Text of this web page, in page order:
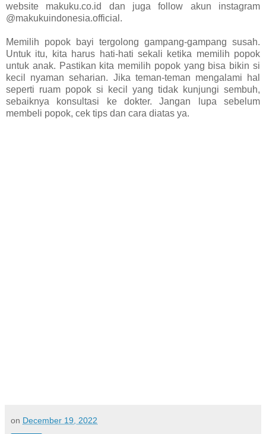
website makuku.co.id dan juga follow akun instagram
@makukuindonesia.official.
Memilih popok bayi tergolong gampang-gampang susah.
Untuk itu, kita harus hati-hati sekali ketika memilih popok
untuk anak. Pastikan kita memilih popok yang bisa bikin si
kecil nyaman seharian. Jika teman-teman mengalami hal
seperti ruam popok si kecil yang tidak kunjungi sembuh,
sebaiknya konsultasi ke dokter. Jangan lupa sebelum
membeli popok, cek tips dan cara diatas ya.
on December 19, 2022